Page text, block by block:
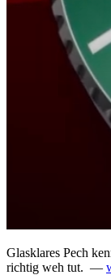
Glasklares Pech
richtig weh tut. —